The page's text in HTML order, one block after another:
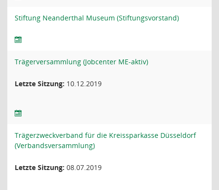
Stiftung Neanderthal Museum (Stiftungsvorstand)
Trägerversammlung (Jobcenter ME-aktiv)
Letzte Sitzung: 10.12.2019
Trägerzweckverband für die Kreissparkasse Düsseldorf
(Verbandsversammlung)
Letzte Sitzung: 08.07.2019